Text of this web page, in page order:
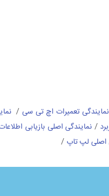
نمایندگی تعمیرات اچ تی سی /
/ نمایندگی اصلی بازیابی
اصلی لپ تاپ /